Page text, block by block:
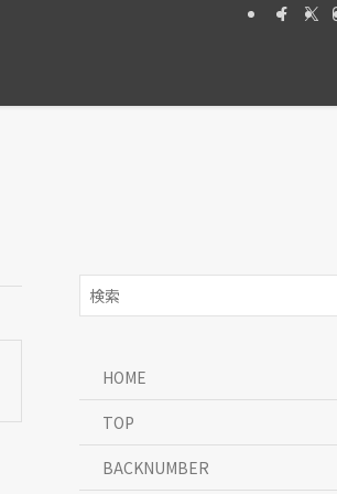
ト2026年6月号【特集】動物と暮らす 絶
HOME
TOP
BACKNUMBER